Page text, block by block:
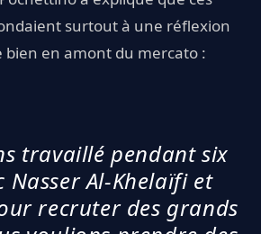
surtout à une réflexion
bien en amont du mercato :
travaillé pendant six
Nasser Al-Khelaïfi et
recruter des grands